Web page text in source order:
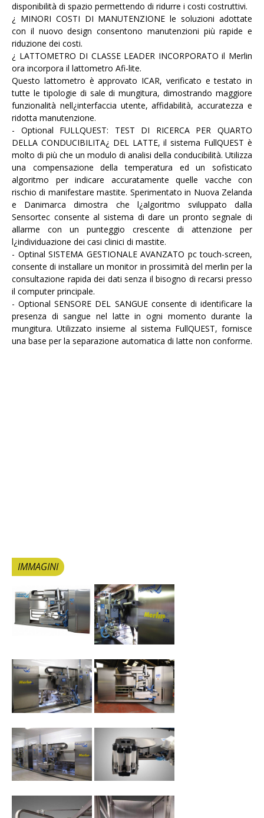
disponibilità di spazio permettendo di ridurre i costi costruttivi.
¿ MINORI COSTI DI MANUTENZIONE le soluzioni adottate
con il nuovo design consentono manutenzioni più rapide e
riduzione dei costi.
¿ LATTOMETRO DI CLASSE LEADER INCORPORATO il Merlin
ora incorpora il lattometro Afi-lite.
Questo lattometro è approvato ICAR, verificato e testato in
tutte le tipologie di sale di mungitura, dimostrando maggiore
funzionalità nell¿interfaccia utente, affidabilità, accuratezza e
ridotta manutenzione.
- Optional FULLQUEST: TEST DI RICERCA PER QUARTO
DELLA CONDUCIBILITA¿ DEL LATTE, il sistema FullQUEST è
molto di più che un modulo di analisi della conducibilità. Utilizza
una compensazione della temperatura ed un sofisticato
algoritmo per indicare accuratamente quelle vacche con
rischio di manifestare mastite. Sperimentato in Nuova Zelanda
e Danimarca dimostra che l¿algoritmo sviluppato dalla
Sensortec consente al sistema di dare un pronto segnale di
allarme con un punteggio crescente di attenzione per
l¿individuazione dei casi clinici di mastite.
- Optinal SISTEMA GESTIONALE AVANZATO pc touch-screen,
consente di installare un monitor in prossimità del merlin per la
consultazione rapida dei dati senza il bisogno di recarsi presso
il computer principale.
- Optional SENSORE DEL SANGUE consente di identificare la
presenza di sangue nel latte in ogni momento durante la
mungitura. Utilizzato insieme al sistema FullQUEST, fornisce
una base per la separazione automatica di latte non conforme.
IMMAGINI